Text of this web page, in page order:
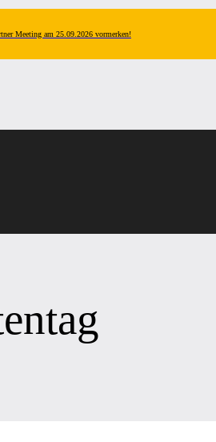
Meeting am 25.09.2026 vormerken!